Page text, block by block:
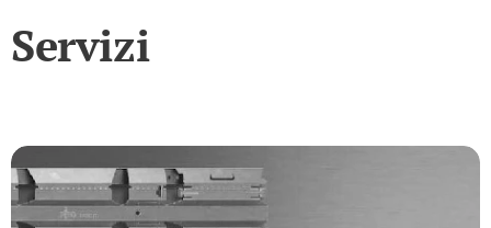
Servizi